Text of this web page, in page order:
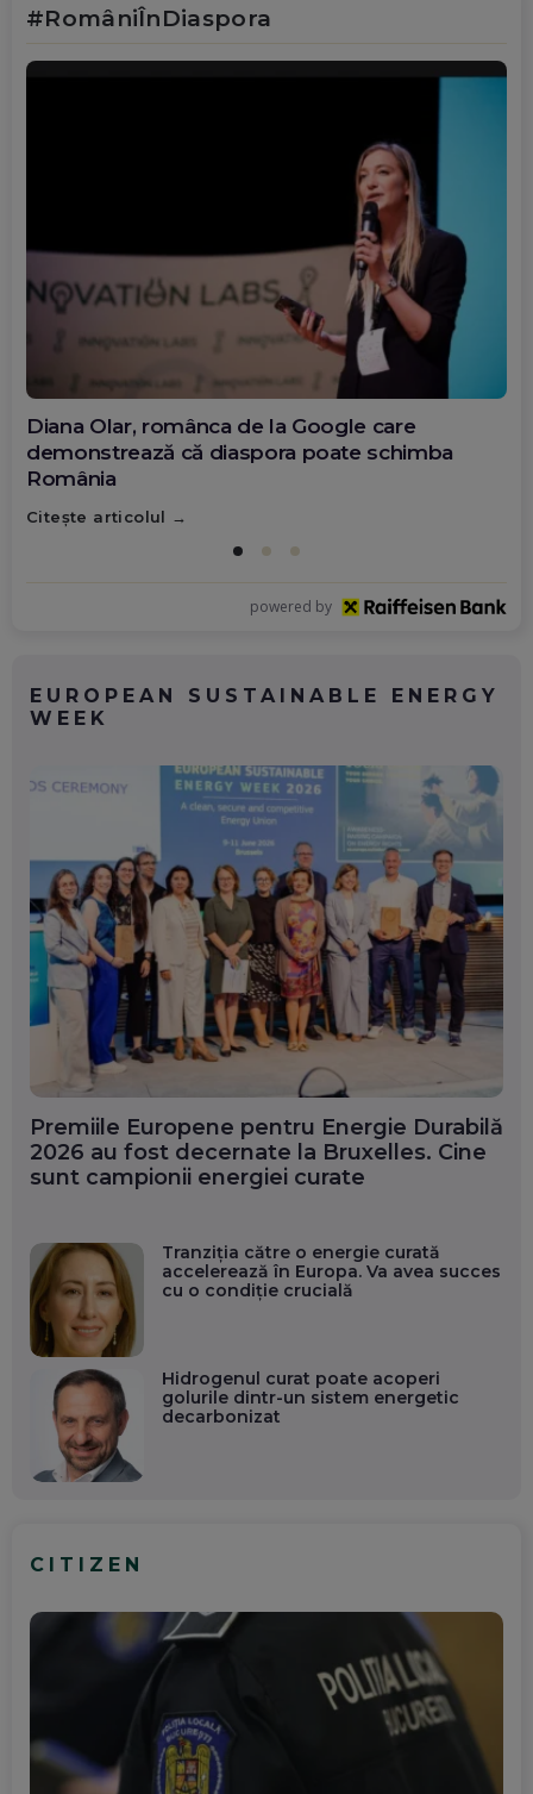
#RomâniÎnDiaspora
Diana Olar, românca de la Google care
demonstrează că diaspora poate schimba
România
Citește articolul
powered by
EUROPEAN SUSTAINABLE ENERGY
WEEK
Premiile Europene pentru Energie Durabilă
2026 au fost decernate la Bruxelles. Cine
sunt campionii energiei curate
Tranziția către o energie curată
accelerează în Europa. Va avea succes
cu o condiție crucială
Hidrogenul curat poate acoperi
golurile dintr-un sistem energetic
decarbonizat
CITIZEN